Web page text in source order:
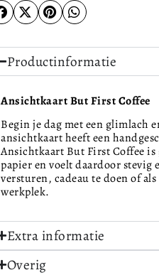
Productinformatie
Ansichtkaart But First Coffee
Begin je dag met een glimlach
ansichtkaart heeft een
Ansichtkaart But First Coffee
papier en voelt daardoor
versturen, cadeau te doen of
werkplek.
Extra informatie
Overig